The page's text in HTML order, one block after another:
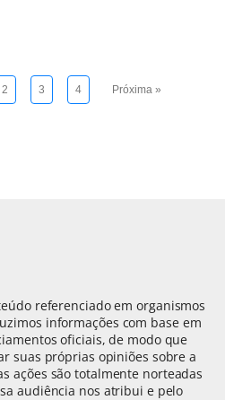
2 3 4 Próxima »
referenciado em organismos
informações com base em
oficiais, de modo que
suas próprias opiniões sobre a
ações são totalmente norteadas
audiência nos atribui e pelo